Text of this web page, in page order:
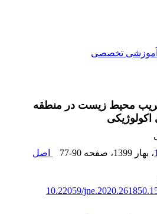
آموزشی تخصصی
محیط زیست در منطقه
اکولوژیکی
، بهار 1399 ، صفحه 77-90
اصل
10.22059/